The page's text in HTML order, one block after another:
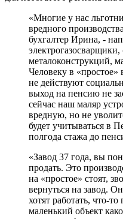
«Многие у нас
вредного
бухгалтер Ирина, -
металоконструкций,
Человеку в «простое»
не действуют
выход на пенсию не
сейчас наш маляр
вредную, но не
будет учитываться в
полгода стажа до
«Завод 37 года, вы
продать. Это
на «простое» стоят,
вернуться на завод.
хотят работать, что-
маленький объект